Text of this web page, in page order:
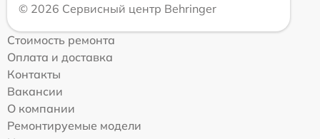
© 2026 Сервисный центр Behringer
Стоимость ремонта
Оплата и доставка
Контакты
Вакансии
О компании
Ремонтируемые модели